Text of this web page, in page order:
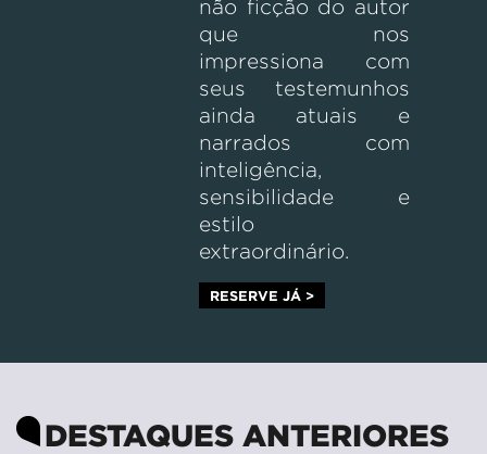
não ficção do autor
que nos
impressiona com
seus testemunhos
ainda atuais e
narrados com
inteligência,
sensibilidade e
estilo
extraordinário.
RESERVE JÁ >
DESTAQUES ANTERIORES